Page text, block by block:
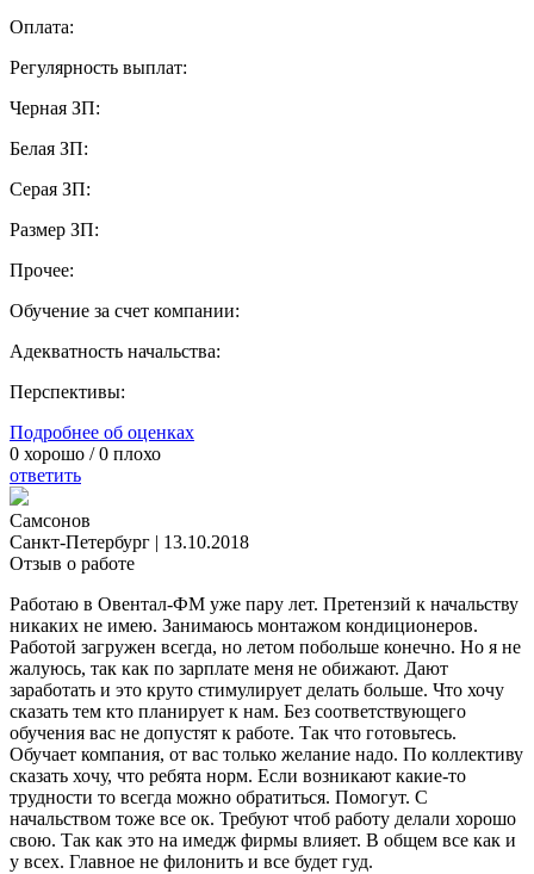
Оплата:
Регулярность выплат:
Черная ЗП:
Белая ЗП:
Серая ЗП:
Размер ЗП:
Прочее:
Обучение за счет компании:
Адекватность начальства:
Перспективы:
Подробнее об оценках
0 хорошо /0 плохо
ответить
Самсонов
Санкт-Петербург | 13.10.2018
Отзыв о работе
Работаю в Овентал-ФМ уже пару лет. Претензий к начальству
никаких не имею. Занимаюсь монтажом кондиционеров.
Работой загружен всегда, но летом побольше конечно. Но я не
жалуюсь, так как по зарплате меня не обижают. Дают
заработать и это круто стимулирует делать больше. Что хочу
сказать тем кто планирует к нам. Без соответствующего
обучения вас не допустят к работе. Так что готовьтесь.
Обучает компания, от вас только желание надо. По коллективу
сказать хочу, что ребята норм. Если возникают какие-то
трудности то всегда можно обратиться. Помогут. С
начальством тоже все ок. Требуют чтоб работу делали хорошо
свою. Так как это на имедж фирмы влияет. В общем все как и
у всех. Главное не филонить и все будет гуд.